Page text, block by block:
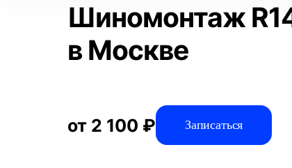
Шиномонтаж
в Москве
от 2 100 ₽ Записаться